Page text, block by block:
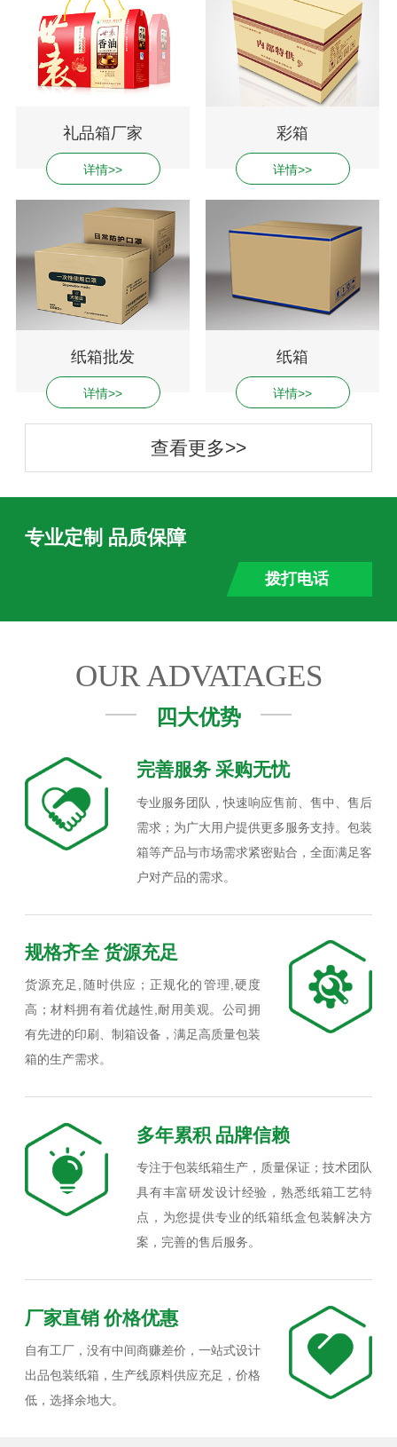
礼品箱厂家
详情>>
彩箱
详情>>
纸箱批发
详情>>
纸箱
详情>>
查看更多>>
专业定制 品质保障
拨打电话
OUR ADVATAGES
四大优势
完善服务 采购无忧
专业服务团队，快速响应售前、售中、售后
需求；为广大用户提供更多服务支持。包装
箱等产品与市场需求紧密贴合，全面满足客
户对产品的需求。
规格齐全 货源充足
货源充足,随时供应；正规化的管理,硬度
高；材料拥有着优越性,耐用美观。公司拥
有先进的印刷、制箱设备，满足高质量包装
箱的生产需求。
多年累积 品牌信赖
专注于包装纸箱生产，质量保证；技术团队
具有丰富研发设计经验，熟悉纸箱工艺特
点，为您提供专业的纸箱纸盒包装解决方
案，完善的售后服务。
厂家直销 价格优惠
自有工厂，没有中间商赚差价，一站式设计
出品包装纸箱，生产线原料供应充足，价格
低，选择余地大。